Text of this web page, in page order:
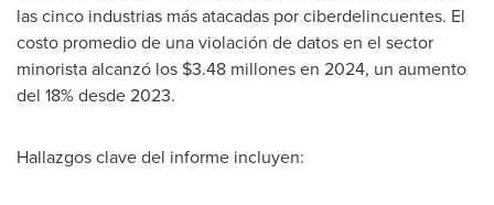
las cinco industrias más atacadas por ciberdelincuentes. El
costo promedio de una violación de datos en el sector
minorista alcanzó los $3.48 millones en 2024, un aumento
del 18% desde 2023.
Hallazgos clave del informe incluyen: